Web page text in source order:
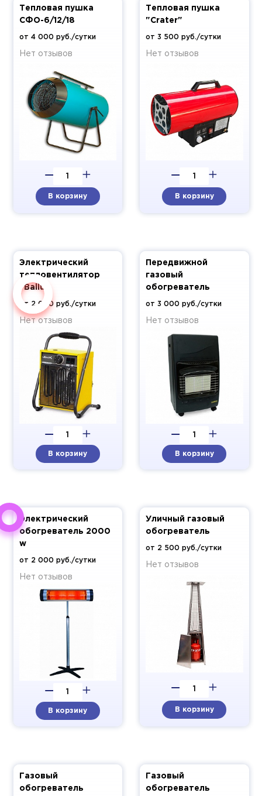
Тепловая пушка
СФО-6/12/18
от 4 000 руб./сутки
Нет отзывов
В корзину
Тепловая пушка
"Crater"
от 3 500 руб./сутки
Нет отзывов
В корзину
Электрический
тепловентилятор
"Ballu"
от 2 000 руб./сутки
Нет отзывов
В корзину
Передвижной
газовый
обогреватель
от 3 000 руб./сутки
Нет отзывов
В корзину
Электрический
обогреватель 2000
w
от 2 000 руб./сутки
Нет отзывов
В корзину
Уличный газовый
обогреватель
от 2 500 руб./сутки
Нет отзывов
В корзину
Газовый
обогреватель
Газовый
обогреватель